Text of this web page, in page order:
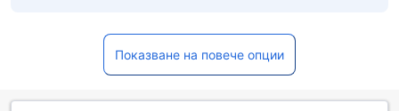
Показване на повече опции